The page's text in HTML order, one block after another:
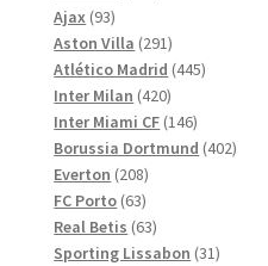
Ajax 9393
produkter
Aston Villa 291291
produkter
Atlético Madrid 445445
Inter Milan 420420
produkter
Inter Miami CF 146146
produkter
Borussia Dortmund 402402
Everton 208208
produkter
FC Porto 6363
produkter
Real Betis 6363
produkter
Sporting Lissabon 3131